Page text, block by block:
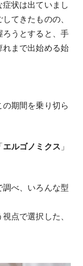
状は出ていまし
てきたものの、
ろうとすると、手
れまで出始める始
の期間を乗り切ら
エルゴノミクス 」
べ、いろんな型
点で選択した、